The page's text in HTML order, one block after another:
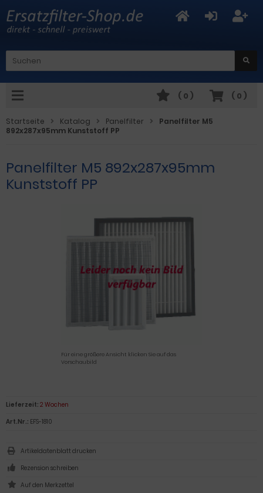
( 0 )
( 0 )
Startseite Katalog Panelfilter
Panelfilter M5
892x287x95mm Kunststoff PP
Panelfilter M5 892x287x95mm
Kunststoff PP
Für eine größere Ansicht klicken Sie auf das
Vorschaubild
Lieferzeit: 2 Wochen
Art.Nr.: EFS-1810
Artikeldatenblatt drucken
Rezension schreiben